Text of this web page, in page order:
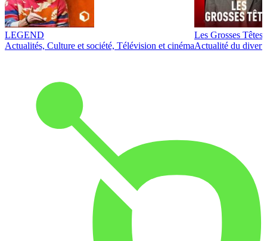
LEGEND
Actualités, Culture et société, Télévision et cinéma
Les Grosses Têtes
Actualité du